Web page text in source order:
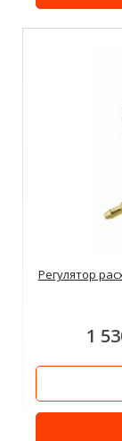
Регулятор
1